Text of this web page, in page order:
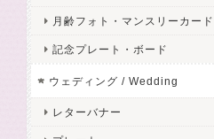
月齢フォト・マンスリーカード
記念プレート・ボード
ウェディング / Wedding
レターバナー